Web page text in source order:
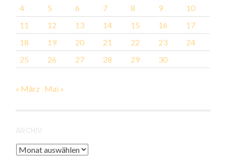
4
5 6 7 8 9
10
11
12 13 14 15 16
17
18
19 20 21 22 23
24
25
26 27 28 29 30
« März Mai »
Archiv